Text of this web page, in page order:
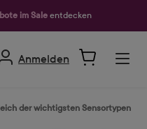
im Sale entdecken
Anmelden
der wichtigsten Sensortypen